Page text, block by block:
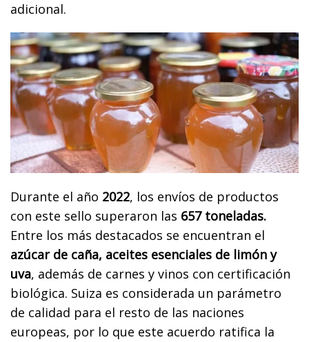
adicional.
Durante el año 2022, los envíos de productos
con este sello superaron las 657 toneladas.
Entre los más destacados se encuentran el
azúcar de caña, aceites esenciales de limón y
uva, además de carnes y vinos con certificación
biológica. Suiza es considerada un parámetro
de calidad para el resto de las naciones
europeas, por lo que este acuerdo ratifica la